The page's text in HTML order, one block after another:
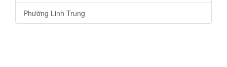
Phường Linh Trung